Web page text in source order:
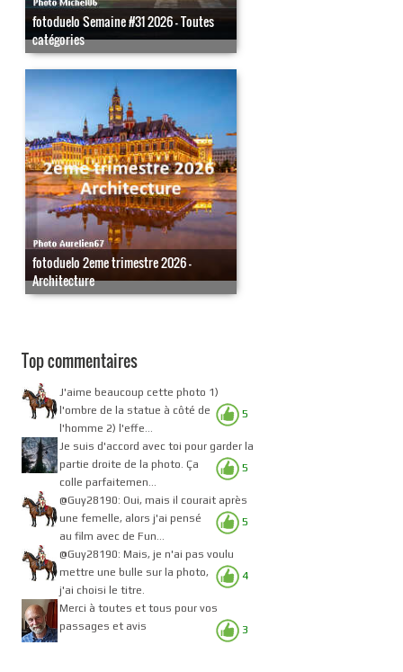
fotoduelo Semaine #31 2026 - Toutes
catégories
fotoduelo 2eme trimestre 2026 -
Architecture
Top commentaires
5
J'aime beaucoup cette photo 1)
l'ombre de la statue à côté de
l'homme 2) l'effe...
5
Je suis d'accord avec toi pour garder la
partie droite de la photo. Ça
colle parfaitemen...
5
@Guy28190: Oui, mais il courait après
une femelle, alors j'ai pensé
au film avec de Fun...
4
@Guy28190: Mais, je n'ai pas voulu
mettre une bulle sur la photo,
j'ai choisi le titre.
3
Merci à toutes et tous pour vos
passages et avis